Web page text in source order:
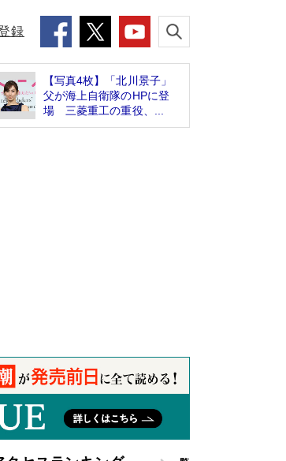
録
【写真4枚】「北川景子」
父が海上自衛隊のHPに登
場 三菱重工の重役、...